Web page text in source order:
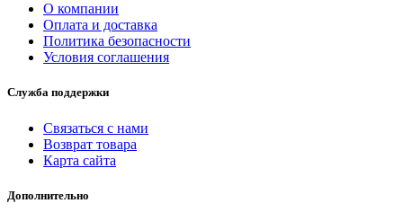
О компании
Оплата и доставка
Политика безопасности
Условия соглашения
Служба поддержки
Связаться с нами
Возврат товара
Карта сайта
Дополнительно